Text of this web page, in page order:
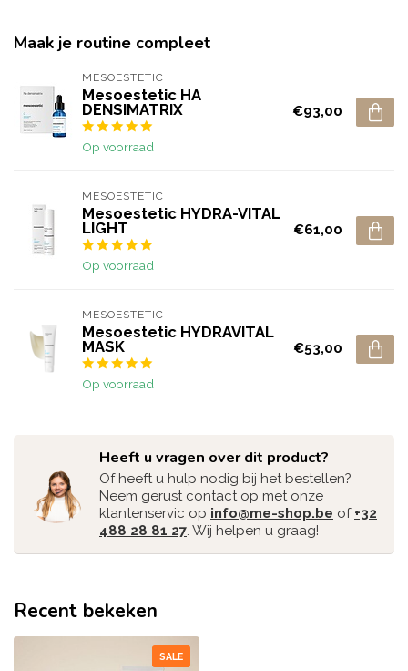
Maak je routine compleet
MESOESTETIC
Mesoestetic HA
DENSIMATRIX
Op voorraad
€93,00
MESOESTETIC
Mesoestetic HYDRA-VITAL
LIGHT
Op voorraad
€61,00
MESOESTETIC
Mesoestetic HYDRAVITAL
MASK
Op voorraad
€53,00
Heeft u vragen over dit product?
Of heeft u hulp nodig bij het bestellen?
Neem gerust contact op met onze
klantenservic op info@me-shop.be of +32
488 28 81 27. Wij helpen u graag!
Recent bekeken
SALE